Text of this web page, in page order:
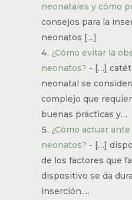
neonatales y cómo
consejos para la
neonatos […]
¿Cómo evitar la
neonatos? - […]
neonatal se
complejo que
buenas prácticas y…
¿Cómo actuar
neonatos? - […]
de los factores que
dispositivo se da
inserción.…